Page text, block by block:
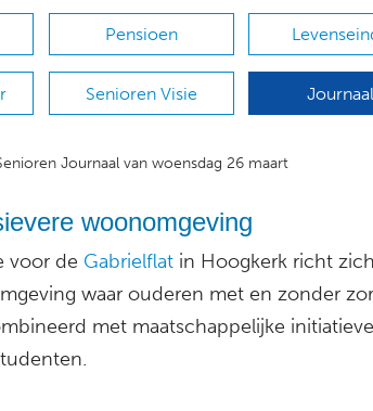
Pensioen
Senioren Visie Journaal
Journaal van woensdag 26 maart
woonomgeving
voor de Gabrielflat in Hoogkerk richt
waar ouderen met en zonder
met maatschappelijke